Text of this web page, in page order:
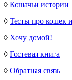
◊ Кошачьи истории
◊ Тесты про кошек
◊ Хочу домой!
◊ Гостевая книга
◊ Обратная связь